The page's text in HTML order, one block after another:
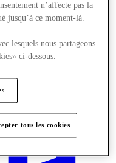
n’affecte pas la
jusqu’à ce moment-là.
lesquels nous partageons
ci-dessous.
tous les cookies